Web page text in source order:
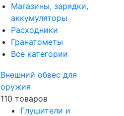
Магазины, зарядки,
аккумуляторы
Расходники
Гранатометы
Все категории
Внешний обвес для
оружия
110 товаров
Глушители и